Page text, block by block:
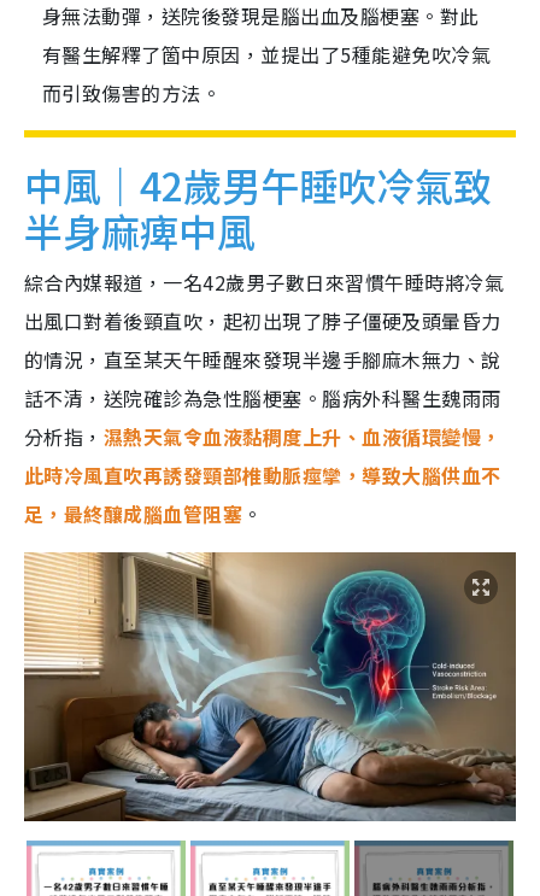
身無法動彈，送院後發現是腦出血及腦梗塞。對此
有醫生解釋了箇中原因，並提出了5種能避免吹冷氣
而引致傷害的方法。
中風｜42歲男午睡吹冷氣致
半身麻痺中風
綜合內媒報道，一名42歲男子數日來習慣午睡時將冷氣
出風口對着後頸直吹，起初出現了脖子僵硬及頭暈昏力
的情況，直至某天午睡醒來發現半邊手腳麻木無力、說
話不清，送院確診為急性腦梗塞。腦病外科醫生魏雨雨
分析指， 濕熱天氣令血液黏稠度上升、血液循環變慢，
此時冷風直吹再誘發頸部椎動脈痙攣，導致大腦供血不
足，最終釀成腦血管阻塞 。